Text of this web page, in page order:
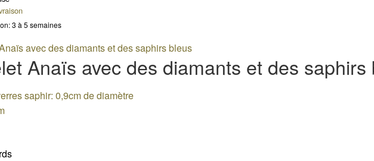
3 à 5 semaines
Anaïs avec des diamants et des saphirs
saphir: 0,9cm de diamètre